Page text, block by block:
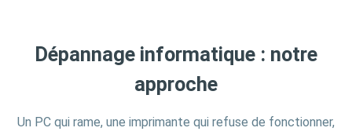
Dépannage informatique : notre
approche
Un PC qui rame, une imprimante qui refuse de fonctionner,